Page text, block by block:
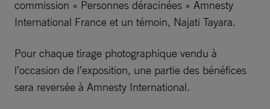
commission « Personnes déracinées » Amnesty
International France et un témoin, Najati Tayara.
Pour chaque tirage photographique vendu à
l’occasion de l’exposition, une partie des bénéfices
sera reversée à Amnesty International.